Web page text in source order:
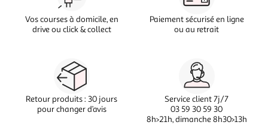
Vos courses à domicile, en
drive ou click & collect
Paiement sécurisé en ligne
ou au retrait
Retour produits : 30 jours
pour changer d’avis
Service client 7j/7
03 59 30 59 30
8h>21h, dimanche 8h30>13h